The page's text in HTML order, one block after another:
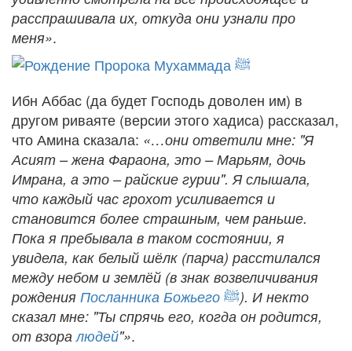
расспрашивала их, откуда они узнали про
меня».
Ибн Аббас (да будет Господь доволен им) в
другом риваяте (версии этого хадиса) рассказал,
что Амина сказала: «…они ответили мне: "Я
Асият – жена Фараона, это – Марьям, дочь
Имрана, а это – райские гурии". Я слышала,
что каждый час грохот усиливается и
становится более страшным, чем раньше.
Пока я пребывала в таком состоянии, я
увидела, как белый шёлк (парча) расстилался
между небом и землёй (в знак возвеличивания
рождения Посланника Божьего ﷺ). И некто
сказал мне: "Ты спрячь его, когда он родится,
от взоралюдей"».